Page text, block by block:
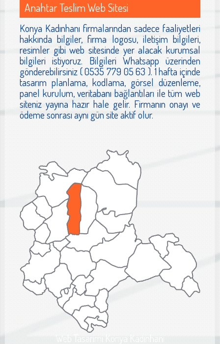
Anahtar Teslim Web Sitesi
Konya Kadınhanı firmalarından sadece faaliyetleri
hakkında bilgiler, firma logosu, iletişim bilgileri,
resimler gibi web sitesinde yer alacak kurumsal
bilgileri istiyoruz. Bilgileri Whatsapp üzerinden
gönderebilirsiniz ( 0535 779 05 63 ). 1 hafta içinde
tasarım planlama, kodlama, görsel düzenleme,
panel kurulum, veritabanı bağlantıları ile tüm web
siteniz yayına hazır hale gelir. Firmanın onayı ve
ödeme sonrası aynı gün site aktif olur.
Web Tasarımı Konya Kadınhanı